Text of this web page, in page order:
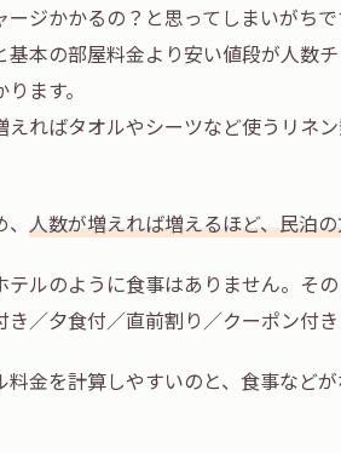
ージかかるの？と思ってしまいがち
基本の部屋料金より安い値段が人数
ます。
えればタオルやシーツなど使うリネ
人数が増えれば増えるほど、民泊
テルのように食事はありません。そ
き／夕食付／直前割り／クーポン付
料金を計算しやすいのと、食事など